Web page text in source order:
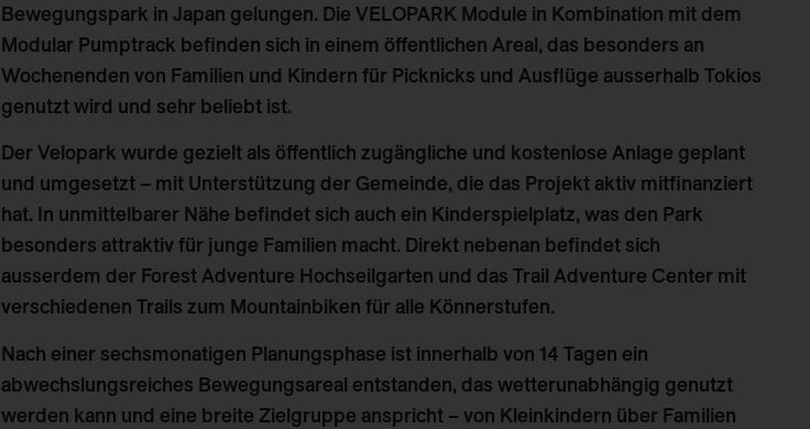
Bewegungspark in Japan gelungen. Die VELOPARK Module in Kombination mit dem
Modular Pumptrack befinden sich in einem öffentlichen Areal, das besonders an
Wochenenden von Familien und Kindern für Picknicks und Ausflüge ausserhalb Tokios
genutzt wird und sehr beliebt ist.
Der Velopark wurde gezielt als öffentlich zugängliche und kostenlose Anlage geplant
und umgesetzt – mit Unterstützung der Gemeinde, die das Projekt aktiv mitfinanziert
hat. In unmittelbarer Nähe befindet sich auch ein Kinderspielplatz, was den Park
besonders attraktiv für junge Familien macht. Direkt nebenan befindet sich
ausserdem der Forest Adventure Hochseilgarten und das Trail Adventure Center mit
verschiedenen Trails zum Mountainbiken für alle Könnerstufen.
Nach einer sechsmonatigen Planungsphase ist innerhalb von 14 Tagen ein
abwechslungsreiches Bewegungsareal entstanden, das wetterunabhängig genutzt
werden kann und eine breite Zielgruppe anspricht – von Kleinkindern über Familien